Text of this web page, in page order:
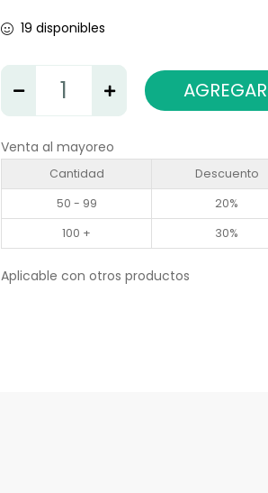
19 disponibles
Venta al mayoreo
Cantidad Descuento
50 - 99
20%
100 +
30%
Aplicable con otros productos